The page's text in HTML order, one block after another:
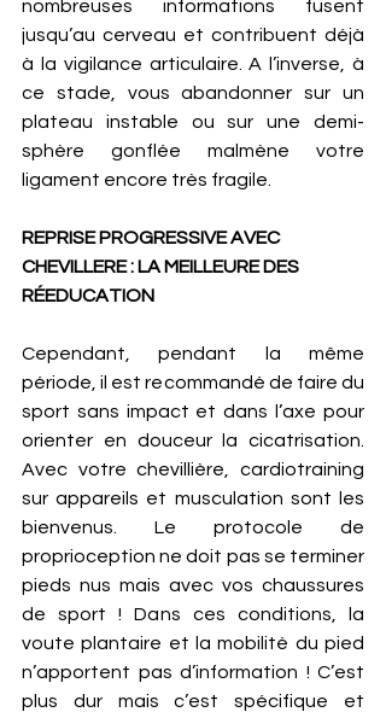
nombreuses informations fusent
jusqu’au cerveau et contribuent déjà
à la vigilance articulaire. A l’inverse, à
ce stade, vous abandonner sur un
plateau instable ou sur une demi-
sphère gonflée malmène votre
ligament encore très fragile.
REPRISE PROGRESSIVE AVEC
CHEVILLERE : LA MEILLEURE DES
RÉEDUCATION
Cependant, pendant la même
période, il est recommandé de faire du
sport sans impact et dans l’axe pour
orienter en douceur la cicatrisation.
Avec votre chevillière, cardiotraining
sur appareils et musculation sont les
bienvenus. Le protocole de
proprioception ne doit pas se terminer
pieds nus mais avec vos chaussures
de sport ! Dans ces conditions, la
voute plantaire et la mobilité du pied
n’apportent pas d’information ! C’est
plus dur mais c’est spécifique et